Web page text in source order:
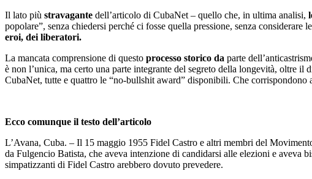
Il lato più stravagante dell’articolo di CubaNet – quello che, in ultima analisi,
popolare”, senza chiedersi perché ci fosse quella pressione, senza
eroi, dei liberatori.
La mancata comprensione di questo processo storico da parte
è non l’unica, ma certo una parte integrante del segreto della longevità, oltre
CubaNet, tutte e quattro le “no-bullshit award” disponibili. Che
Ecco comunque il testo dell’articolo
L’Avana, Cuba. – Il 15 maggio 1955 Fidel Castro e altri membri del
da Fulgencio Batista, che aveva intenzione di candidarsi alle elezioni e aveva
simpatizzanti di Fidel Castro arebbero dovuto prevedere.